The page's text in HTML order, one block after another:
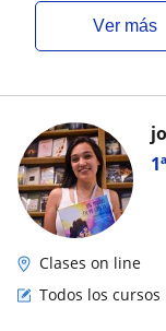
ver más
Clases on line
Todos los cursos